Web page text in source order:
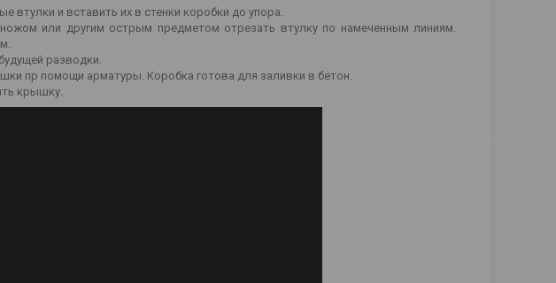
и вставить их в стенки коробки до упора.
или другим острым предметом отрезать втулку по намеченным линиям.
разводки.
пр помощи арматуры. Коробка готова для заливки в бетон.
крышку.